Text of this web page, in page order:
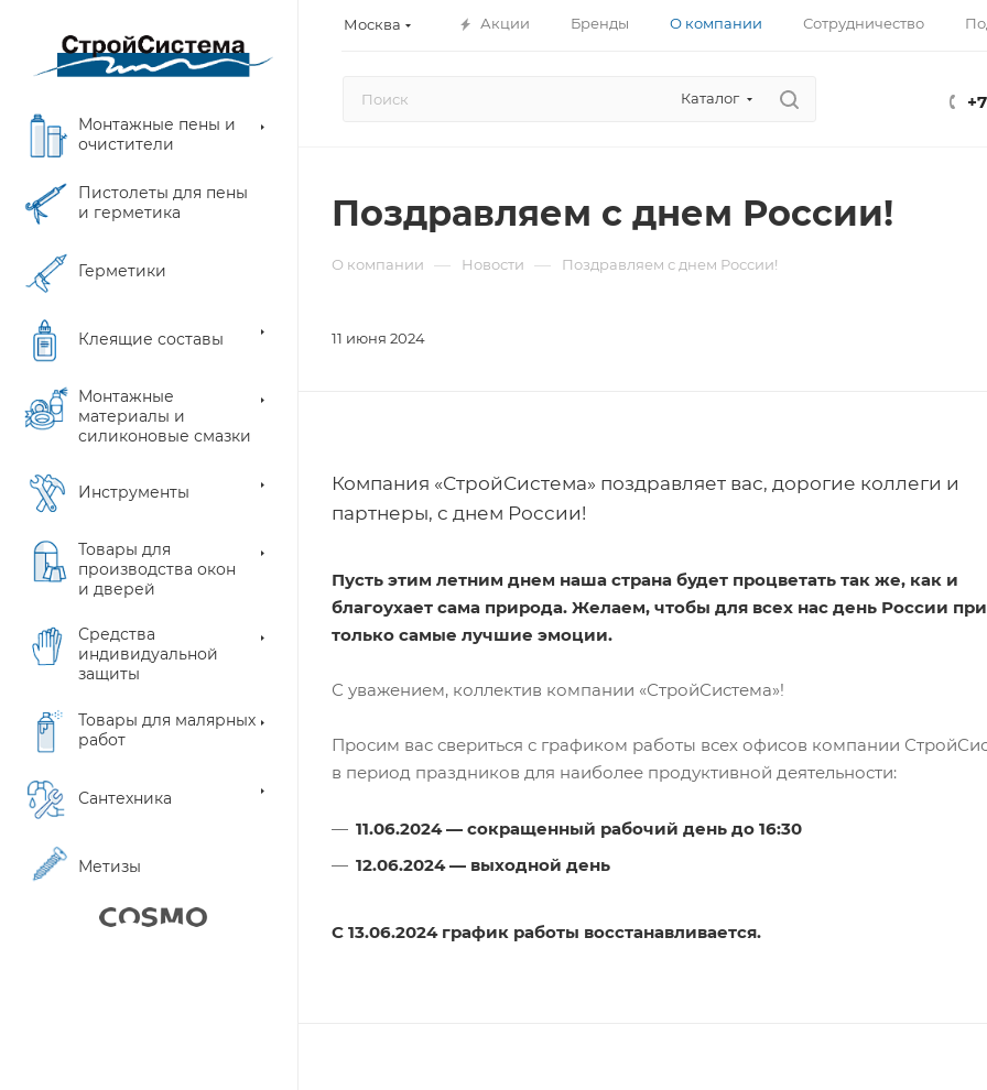
Москва Акции Бренды О компании Сотрудничество
Каталог
Монтажные пены и
очистители
Пистолеты для пены
и герметика
Герметики
Клеящие составы
Монтажные
материалы и
силиконовые смазки
Инструменты
Товары для
производства окон
и дверей
Средства
индивидуальной
защиты
Товары для малярных
работ
Сантехника
Метизы
Поздравляем с днем России!
О компании — Новости — Поздравляем с днем России!
11 июня 2024
Компания «СтройСистема» поздравляет вас, дорогие коллеги и
партнеры, с днем России!
Пусть этим летним днем наша страна будет процветать так же, как и
благоухает сама природа. Желаем, чтобы для всех нас день России
только самые лучшие эмоции.
С уважением, коллектив компании «СтройСистема»!
Просим вас свериться с графиком работы всех офисов компании
в период праздников для наиболее продуктивной деятельности:
11.06.2024 — сокращенный рабочий день до 16:30
12.06.2024 — выходной день
С 13.06.2024 график работы восстанавливается.